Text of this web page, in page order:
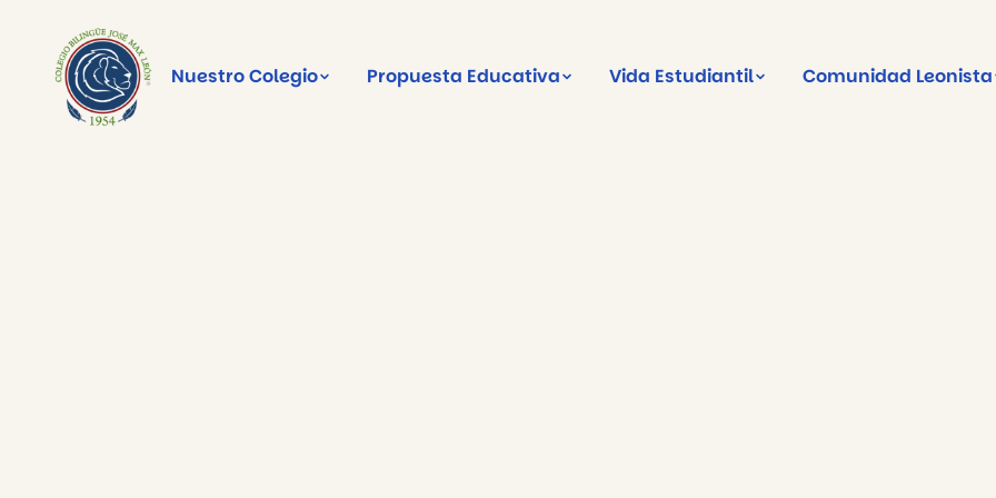
Nuestro Colegio Propuesta Educativa Vida Estudiantil Comunidad Leonista